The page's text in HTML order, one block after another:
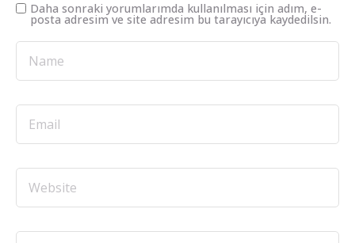
Daha sonraki yorumlarımda kullanılması için adım, e-
posta adresim ve site adresim bu tarayıcıya kaydedilsin.